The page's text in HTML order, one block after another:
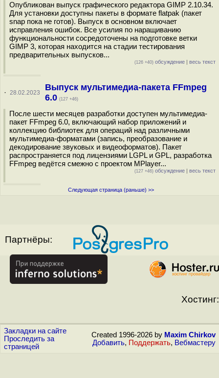
Опубликован выпуск графического редактора GIMP 2.10.34.
Для установки доступны пакеты в формате flatpak (пакет
snap пока не готов). Выпуск в основном включает
исправления ошибок. Все усилия по наращиванию
функциональности сосредоточены на подготовке ветки
GIMP 3, которая находится на стадии тестирования
предварительных выпусков...
(126 +40) обсуждение | весь текст
· 28.02.2023
Выпуск мультимедиа-пакета FFmpeg
6.0 (127 +46)
После шести месяцев разработки доступен мультимедиа-
пакет FFmpeg 6.0, включающий набор приложений и
коллекцию библиотек для операций над различными
мультимедиа-форматами (запись, преобразование и
декодирование звуковых и видеоформатов). Пакет
распространяется под лицензиями LGPL и GPL, разработка
FFmpeg ведётся смежно с проектом MPlayer...
(127 +46) обсуждение | весь текст
Следующая страница (раньше) >>
Партнёры:
Хостинг:
Закладки на сайте
Проследить за
страницей
Created 1996-2026 by Maxim Chirkov
Добавить, Поддержать, Вебмастеру